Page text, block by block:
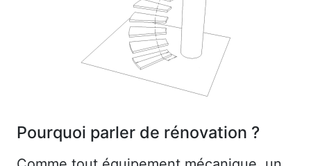
Pourquoi parler de rénovation ?